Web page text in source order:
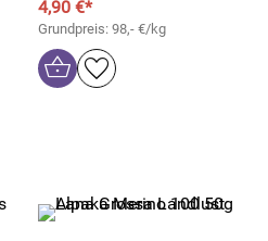
4,90 €*
Grundpreis: 98,- €/kg